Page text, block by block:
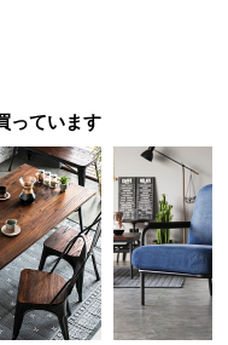
っています